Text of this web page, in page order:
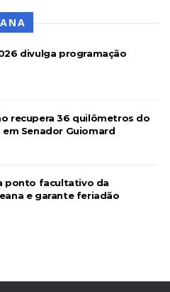
divulga programação
recupera 36 quilômetros do
em Senador Guiomard
ponto facultativo da
e garante feriadão